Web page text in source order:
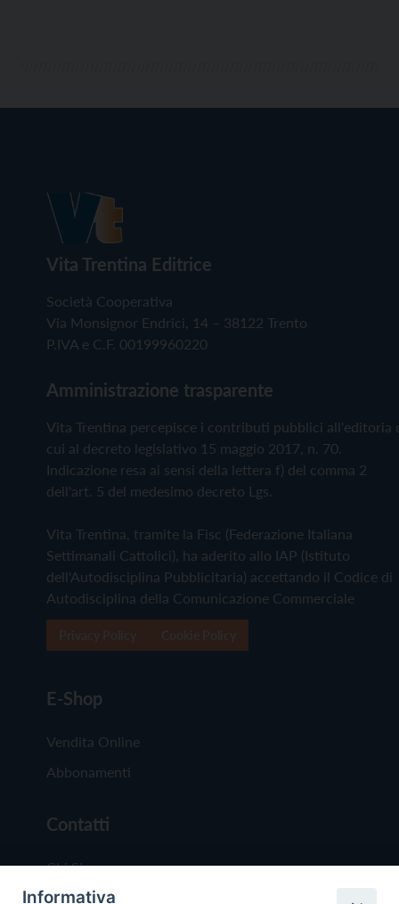
Vita Trentina Editrice
Società Cooperativa
Via Monsignor Endrici, 14 – 38122 Trento
P.IVA e C.F. 00199960220
Amministrazione trasparente
Vita Trentina percepisce i contributi pubblici all'editoria
cui al decreto legislativo 15 maggio 2017, n. 70.
Indicazione resa ai sensi della lettera f) del comma 2
dell'art. 5 del medesimo decreto Lgs.
Vita Trentina, tramite la Fisc (Federazione Italiana
Settimanali Cattolici), ha aderito allo IAP (Istituto
dell'Autodisciplina Pubblicitaria) accettando il Codice di
Autodisciplina della Comunicazione Commerciale
E-Shop
Vendita Online
Abbonamenti
Contatti
Chi Siamo
Redazione
Informativa